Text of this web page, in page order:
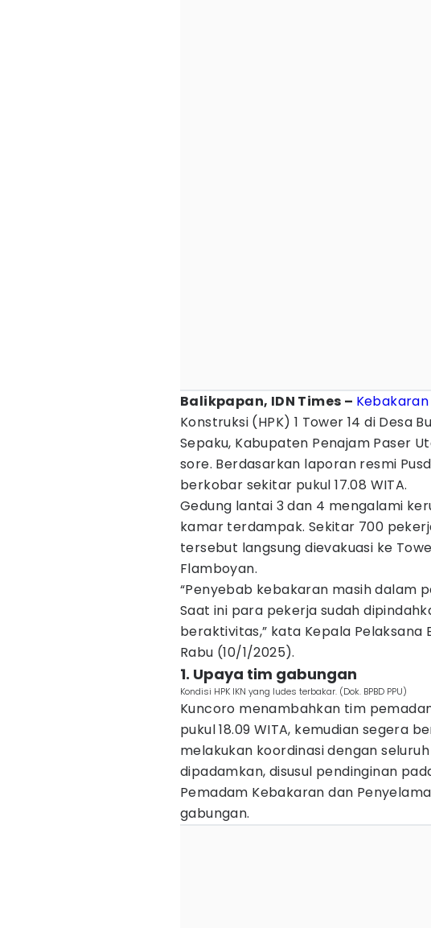
Balikpapan, IDN Times – Kebakaran
Konstruksi (HPK) 1 Tower 14 di Desa
Sepaku, Kabupaten Penajam Paser
sore. Berdasarkan laporan resmi
berkobar sekitar pukul 17.08 WITA.
Gedung lantai 3 dan 4 mengalami
kamar terdampak. Sekitar 700
tersebut langsung dievakuasi ke
Flamboyan.
“Penyebab kebakaran masih dalam
Saat ini para pekerja sudah
beraktivitas,” kata Kepala Pelaksana
Rabu (10/1/2025).
1. Upaya tim gabungan
Kondisi HPK IKN yang ludes terbakar. (Dok. BPBD PPU)
Kuncoro menambahkan tim
pukul 18.09 WITA, kemudian segera
melakukan koordinasi dengan
dipadamkan, disusul pendinginan
Pemadam Kebakaran dan
gabungan.